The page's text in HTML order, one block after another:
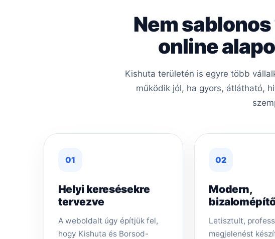
Nem
online
Kishuta területén is egyre több
működik jól, ha gyors, átlátható,
01
Helyi keresésekre
tervezve
A weboldalt úgy építjük fel,
hogy Kishuta és Borsod-
02
Modern,
Letisztult,
megjelenést